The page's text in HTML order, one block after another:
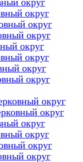
округ
округ
округ
округ
округ
округ
округ
округ
округ
округ
округ
округ
округ
округ